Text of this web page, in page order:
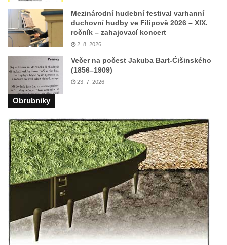
Mezinárodní hudební festival varhanní
duchovní hudby ve Filipově 2026 – XIX.
ročník – zahajovací koncert
2. 8. 2026
Večer na počest Jakuba Bart-Ćišinského
(1856–1909)
23. 7. 2026
Obrubniky